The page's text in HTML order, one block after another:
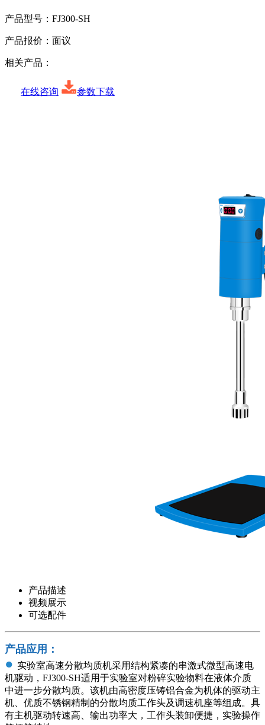
产品型号： FJ300-SH
产品报价： 面议
相关产品：
在线咨询 参数下载
产品描述
视频展示
可选配件
产品应用：
● 实验室高速分散均质机采用结构紧凑的串激式微型高速电
机驱动，FJ300-SH适用于实验室对粉碎实验物料在液体介质
中进一步分散均质。该机由高密度压铸铝合金为机体的驱动主
机、优质不锈钢精制的分散均质工作头及调速机座等组成。具
有主机驱动转速高、输出功率大，工作头装卸便捷，实验操作